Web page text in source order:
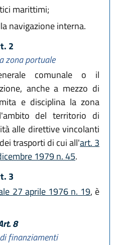
marittimi;
navigazione interna.
2
zona portuale
comunale o il
anche a mezzo di
e disciplina la zona
del territorio di
alle direttive vincolanti
trasporti di cui all'art. 3
1979 n. 45.
3
27 aprile 1976 n. 19, è
8
finanziamenti